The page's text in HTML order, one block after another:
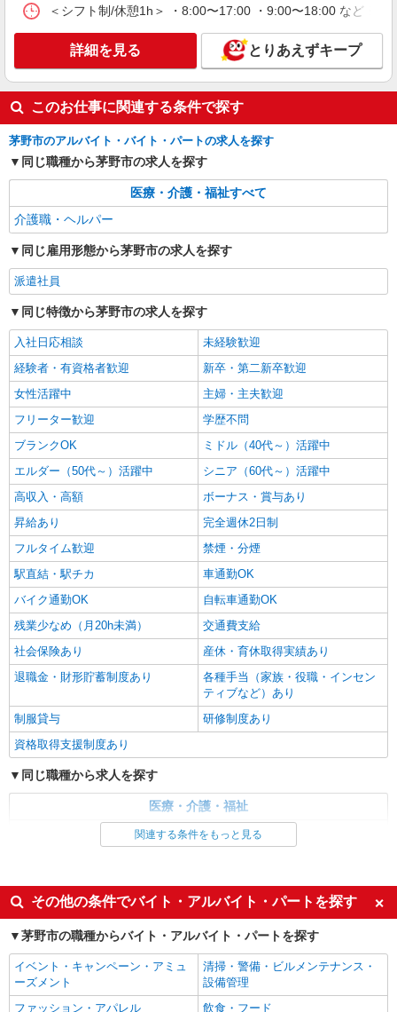
派遣社員
株式会社kotrio /●MT-H-1732727
サ高住職員＊残業しているようじゃダメか、定
時でね、帰らないと
時給1500円〜2125円 ＜日払い有/週払い有/交
通費全支給(ガソリン代含む)＞
茅野市ほか 周辺エリア多数
派遣社員
株式会社kotrio /●MT-H-1815927
[ 綺麗 ]高級シニアマンションで生活ケア/見守
りなど/茅野市
時給1500円〜2125円 ＜日払い有/週払い有/交
通費全支給(ガソリン代含む)＞
茅野市ほか 周辺エリア多数
キープ 詳細を見る
派遣社員
株式会社ブレイブ（マイナビグループ）/MD20
介護スタッフ ◆デイサービス、サービス付き
高齢者向け住宅、グループホームなど様々な勤
務先から選べます。
未経験：時給1250〜1450円（資格・経験によ
る） 経験者：時給1450〜1650円（資格・経験によ
日）＝29万400円 ◆昇給あり ◆支払い方法 ※日払
い/週払い/月払い対応も可能です。詳しくは面談時
にご相談ください。 ◆交通費：別途全額支給 ※当
長野県茅野市 【最寄駅】 ◆JR中央本線「青柳
駅」 ◆JR中央本線「茅野駅」 ★その他、近隣に
多数勤務地あります！
キープ 詳細を見る
＜シフト制/休憩1h＞ ・8:00〜17:00 ・9:00〜18:00 など ※
詳細を見る とりあえずキープ
このお仕事に関連する条件で探す
茅野市のアルバイト・バイト・パートの求人を探す
同じ職種から茅野市の求人を探す
医療・介護・福祉すべて
介護職・ヘルパー
同じ雇用形態から茅野市の求人を探す
派遣社員
同じ特徴から茅野市の求人を探す
入社日応相談
未経験歓迎
経験者・有資格者歓迎
新卒・第二新卒歓迎
女性活躍中
主婦・主夫歓迎
フリーター歓迎
学歴不問
ブランクOK
ミドル（40代～）活躍中
エルダー（50代～）活躍中
シニア（60代～）活躍中
高収入・高額
ボーナス・賞与あり
昇給あり
完全週休2日制
フルタイム歓迎
禁煙・分煙
駅直結・駅チカ
車通勤OK
バイク通勤OK
自転車通勤OK
残業少なめ（月20h未満）
交通費支給
社会保険あり
産休・育休取得実績あり
退職金・財形貯蓄制度あり
各種手当（家族・役職・インセン
ティブなど）あり
制服貸与
研修制度あり
資格取得支援制度あり
同じ職種から求人を探す
医療・介護・福祉
未経験歓迎
ミドル（40代～）活躍中
ボーナス・賞与あり
車通勤OK
交通費支給
社会保険あり
産休・育休取得実績あり
関連する条件をもっと見る
その他の条件でバイト・アルバイト・パートを探す
茅野市の職種からバイト・アルバイト・パートを探す
イベント・キャンペーン・アミュ
ーズメント
清掃・警備・ビルメンテナンス・
設備管理
ファッション・アパレル
飲食・フード